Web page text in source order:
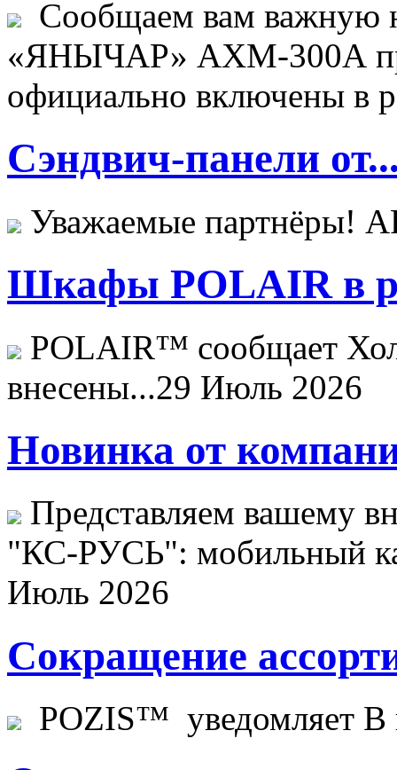
Сообщаем вам важную
«ЯНЫЧАР» АХМ-300А
официально включены в
Сэндвич-панели
Уважаемые
Шкафы POLAIR в
POLAIR™ сообщает
внесены...29 Июль 2026
Новинка от
Представляем вашему
"КС-РУСЬ": мобильный
Июль 2026
Сокращение
POZIS™ уведомляет В